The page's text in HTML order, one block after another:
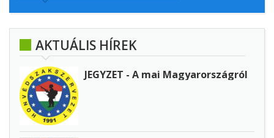
AKTUÁLIS HÍREK
JEGYZET - A mai Magyarországról